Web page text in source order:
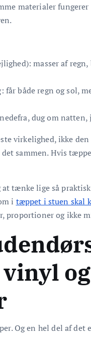
materialer
masser af
: får både regn og sol,
dug om
virkelighed, ikke
sammen. Hvis
tænke lige så
i tæppet i stuen skal
proportioner og ikke
vinyl og
Og en hel del af